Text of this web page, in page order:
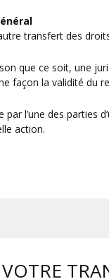
transfert des
que ce soit, une
façon la validité du
par l’une des
action.
VOTRE